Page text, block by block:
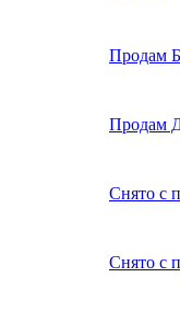
Продам
Продам
Снято с
Снято с